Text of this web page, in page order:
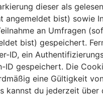
dieser als
angemeldet bist) sowie
an Umfragen
bist) gespeichert.
ID, ein
ID gespeichert. Die
eine Gültigkeit
kannst du jederzeit über